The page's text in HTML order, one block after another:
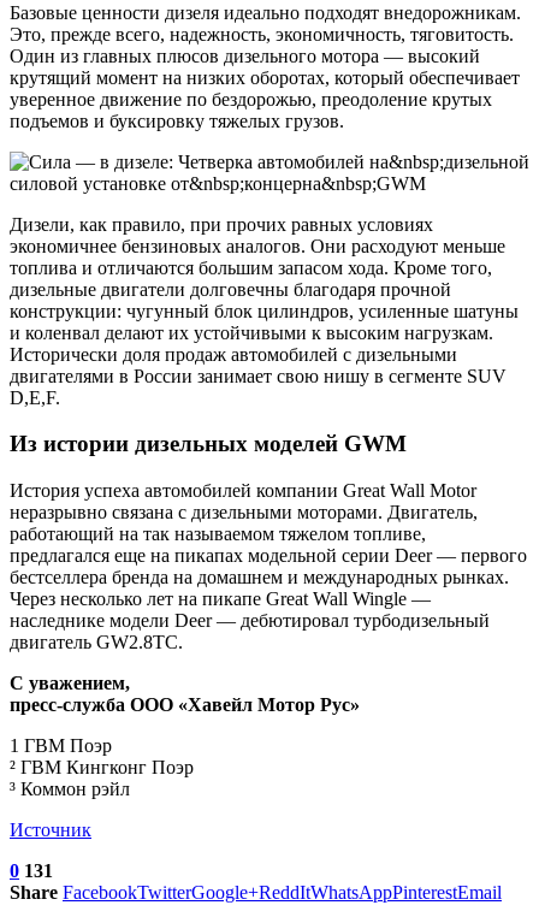
Базовые ценности дизеля идеально подходят внедорожникам.
Это, прежде всего, надежность, экономичность, тяговитость.
Один из главных плюсов дизельного мотора — высокий
крутящий момент на низких оборотах, который обеспечивает
уверенное движение по бездорожью, преодоление крутых
подъемов и буксировку тяжелых грузов.
Дизели, как правило, при прочих равных условиях
экономичнее бензиновых аналогов. Они расходуют меньше
топлива и отличаются большим запасом хода. Кроме того,
дизельные двигатели долговечны благодаря прочной
конструкции: чугунный блок цилиндров, усиленные шатуны
и коленвал делают их устойчивыми к высоким нагрузкам.
Исторически доля продаж автомобилей с дизельными
двигателями в России занимает свою нишу в сегменте SUV
D,E,F.
Из истории дизельных моделей GWM
История успеха автомобилей компании Great Wall Motor
неразрывно связана с дизельными моторами. Двигатель,
работающий на так называемом тяжелом топливе,
предлагался еще на пикапах модельной серии Deer — первого
бестселлера бренда на домашнем и международных рынках.
Через несколько лет на пикапе Great Wall Wingle —
наследнике модели Deer — дебютировал турбодизельный
двигатель GW2.8TC.
C уважением,
пресс-служба ООО «Хавейл Мотор Рус»
1 ГВМ Поэр
² ГВМ Кингконг Поэр
³ Коммон рэйл
Источник
0 131
Share FacebookTwitterGoogle+ReddItWhatsAppPinterestEmail